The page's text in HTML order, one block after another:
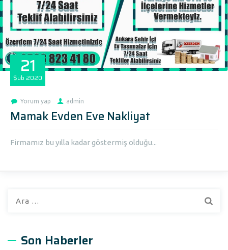
21
Şub 2020
Yorum yap admin
Mamak Evden Eve Nakliyat
Firmamız bu yılla kadar göstermiş olduğu...
Son Haberler